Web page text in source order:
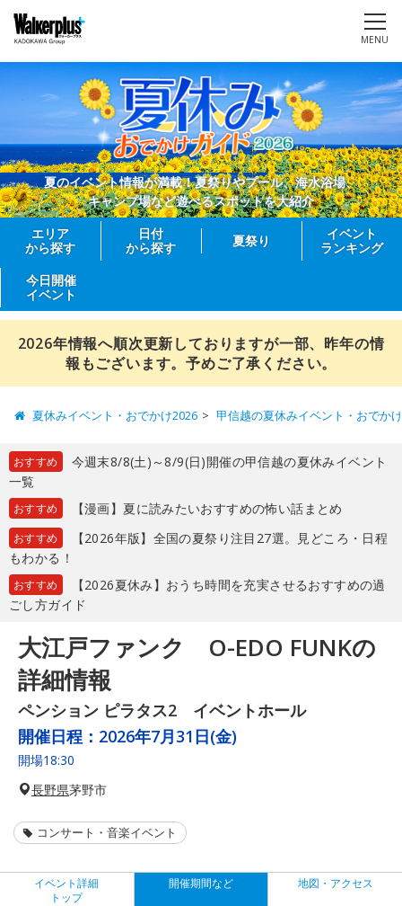
MENU
夏のイベント情報が満載！夏祭りやプール、海水浴場、
キャンプ場など遊べるスポットを大紹介
エリア
から探す
日付
から探す
夏祭り
イベント
ランキング
今日開催
イベント
2026年情報へ順次更新しておりますが一部、昨年の情
報もございます。予めご了承ください。
夏休みイベント・おでかけ2026 甲信越の夏休みイベント・おでか
おすすめ
今週末8/8(土)～8/9(日)開催の甲信越の夏休みイベント
一覧
おすすめ 【漫画】夏に読みたいおすすめの怖い話まとめ
おすすめ
【2026年版】全国の夏祭り注目27選。見どころ・日程
もわかる！
おすすめ
【2026夏休み】おうち時間を充実させるおすすめの過
ごし方ガイド
大江戸ファンク O-EDO FUNKの
詳細情報
ペンション ピラタス2 イベントホール
開催日程： 2026年7月31日(金)
開場18:30
長野県茅野市
コンサート・音楽イベント
イベント詳細
トップ
開催期間など 地図・アクセス